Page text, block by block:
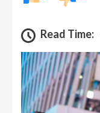
Read Time: